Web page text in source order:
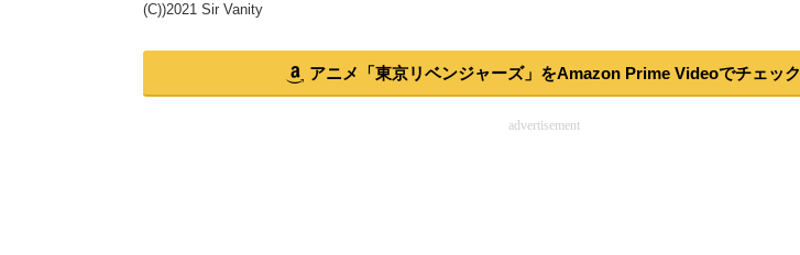
(C))2021 Sir Vanity
アニメ「東京リベンジャーズ」をAmazon Prime Videoでチェック
advertisement